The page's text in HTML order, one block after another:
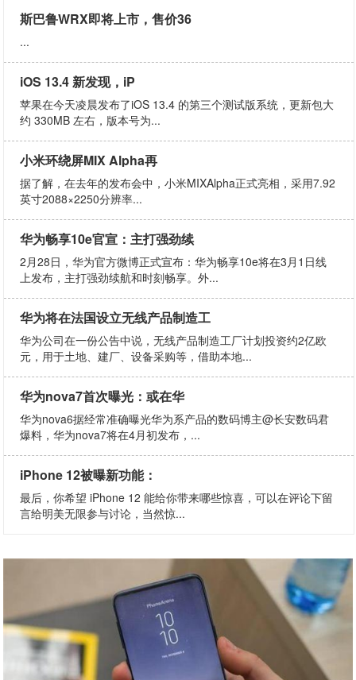
斯巴鲁WRX即将上市，售价36
...
iOS 13.4 新发现，iP
苹果在今天凌晨发布了iOS 13.4 的第三个测试版系统，更新包大
约 330MB 左右，版本号为...
小米环绕屏MIX Alpha再
据了解，在去年的发布会中，小米MIXAlpha正式亮相，采用7.92
英寸2088×2250分辨率...
华为畅享10e官宣：主打强劲续
2月28日，华为官方微博正式宣布：华为畅享10e将在3月1日线
上发布，主打强劲续航和时刻畅享。外...
华为将在法国设立无线产品制造工
华为公司在一份公告中说，无线产品制造工厂计划投资约2亿欧
元，用于土地、建厂、设备采购等，借助本地...
华为nova7首次曝光：或在华
华为nova6据经常准确曝光华为系产品的数码博主@长安数码君
爆料，华为nova7将在4月初发布，...
iPhone 12被曝新功能：
最后，你希望 iPhone 12 能给你带来哪些惊喜，可以在评论下留
言给明美无限参与讨论，当然惊...